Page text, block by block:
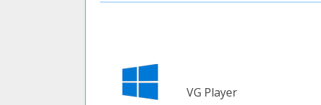
VG Player